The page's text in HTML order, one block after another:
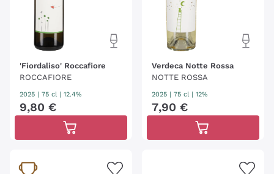
'Fiordaliso' Roccafiore
ROCCAFIORE
2025 75 cl | 12.4%
9,80 €
Verdeca Notte Rossa
NOTTE ROSSA
2025 75 cl | 12%
7,90 €